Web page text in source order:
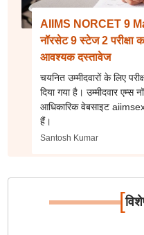
AIIMS NORCET 9
नॉरसेट 9 स्टेज 2 परीक्षा
आवश्यक दस्तावेज
चयनित उम्मीदवारों के लिए
दिया गया है। उम्मीदवार
आधिकारिक वेबसाइट
हैं।
Santosh Kumar
[